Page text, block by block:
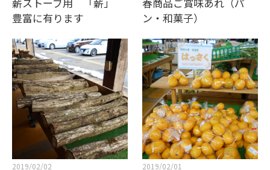
豊富に有ります
ン・和菓子）
2019/02/02 2019/02/01